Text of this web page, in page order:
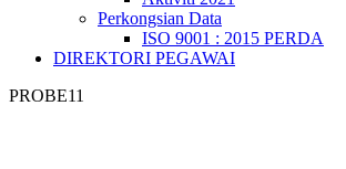
Perkongsian Data
ISO 9001 : 2015 PERDA
DIREKTORI PEGAWAI